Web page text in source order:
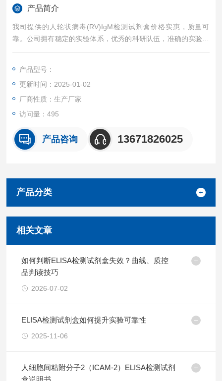
产品简介
我司提供的人轮状病毒(RV)IgM检测试剂盒价格实惠，质量可
靠。公司拥有稳定的实验体系，优秀的科研队伍，准确的实验结
果，是您值得信赖的合作伙伴，凡购买我司的试剂盒产品都可提
产品型号：
更新时间：2025-01-02
厂商性质：生产厂家
访问量：495
产品咨询 13671826025
产品分类
相关文章
如何判断ELISA检测试剂盒失效？曲线、质控
品判读技巧
2026-07-02
ELISA检测试剂盒如何提升实验可靠性
2025-11-06
人细胞间粘附分子2（ICAM-2）ELISA检测试剂
盒说明书